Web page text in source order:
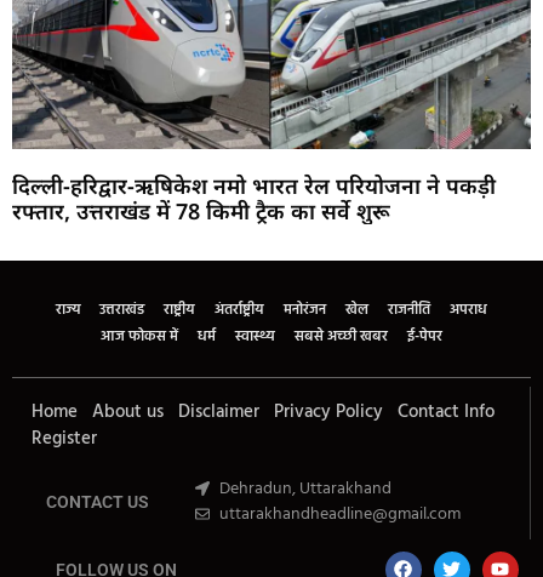
दिल्ली-हरिद्वार-ऋषिकेश नमो भारत रेल परियोजना ने पकड़ी
रफ्तार, उत्तराखंड में 78 किमी ट्रैक का सर्वे शुरू
राज्य उत्तराखंड राष्ट्रीय अंतर्राष्ट्रीय मनोरंजन खेल राजनीति
अपराध
आज फोकस में
धर्म स्वास्थ्य सबसे अच्छी खबर ई-पेपर
Home About us Disclaimer Privacy Policy Contact Info
Register
CONTACT US
Dehradun, Uttarakhand
uttarakhandheadline@gmail.com
FOLLOW US ON